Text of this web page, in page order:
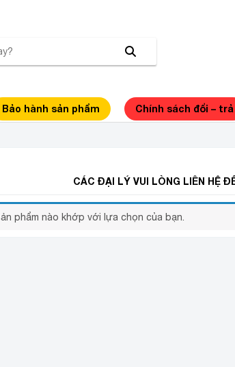
Bảo hành sản phẩm Chính sách đổi – trả
CÁC ĐẠI LÝ VUI LÒNG LIÊN HỆ
phẩm nào khớp với lựa chọn của bạn.